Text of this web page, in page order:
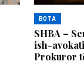
BOTA
SHBA –
ish-
Prokuror